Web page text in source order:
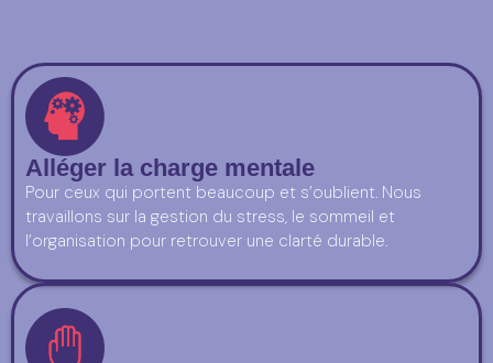
Alléger la charge mentale
Pour ceux qui portent beaucoup et s’oublient. Nous
travaillons sur la gestion du stress, le sommeil et
l’organisation pour retrouver une clarté durable.